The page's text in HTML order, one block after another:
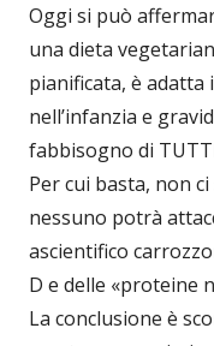
Oggi si può
una dieta
pianificata, è adatta
nell’infanzia e
fabbisogno di
Per cui basta, non
nessuno potrà
ascientifico
D e delle «proteine
La conclusione è